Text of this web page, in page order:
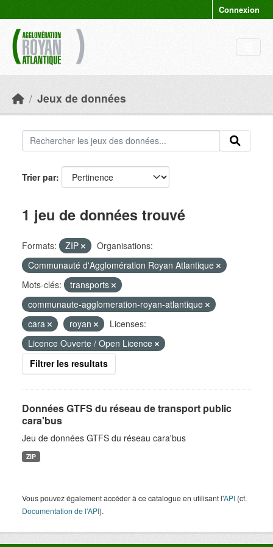
Connexion
Jeux de données
Trier par
1 jeu de données trouvé
Formats: ZIP
Organisations:
Communauté d'Agglomération Royan Atlantique
Mots-clés:
transports
communaute-agglomeration-royan-atlantique
cara
royan
Licenses:
Licence Ouverte / Open Licence
Filtrer les resultats
Données GTFS du réseau de transport public
cara'bus
Jeu de données GTFS du réseau cara'bus
ZIP
Vous pouvez également accéder à ce catalogue en utilisant l'API (cf.
Documentation de l'API).